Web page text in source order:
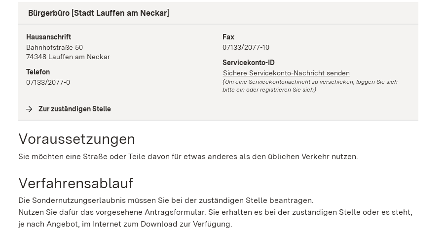
Bürgerbüro [Stadt Lauffen am Neckar]
Hausanschrift
Bahnhofstraße 50
74348 Lauffen am Neckar
Telefon
07133/2077-0
Fax
07133/2077-10
Servicekonto-ID
Sichere Servicekonto-Nachricht senden
(Um eine Servicekontonachricht zu verschicken, loggen Sie sich
bitte ein oder registrieren Sie sich)
Zur zuständigen Stelle
Voraussetzungen
Sie möchten eine Straße oder Teile davon für etwas anderes als den üblichen Verkehr nutzen.
Verfahrensablauf
Die Sondernutzungserlaubnis müssen Sie bei der zuständigen Stelle beantragen.
Nutzen Sie dafür das vorgesehene Antragsformular. Sie erhalten es bei der zuständigen Stelle oder es steht,
je nach Angebot, im Internet zum Download zur Verfügung.